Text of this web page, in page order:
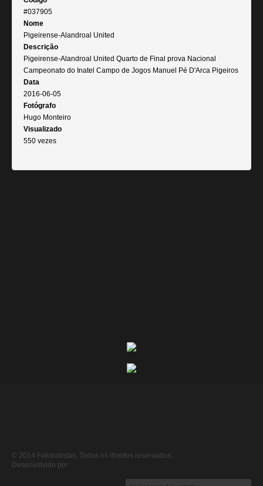
#037905
Nome
Pigeirense-Alandroal United
Descrição
Pigeirense-Alandroal United Quarto de Final prova Nacional
Campeonato do Inatel Campo de Jogos Manuel Pé D'Arca Pigeiros
Data
2016-06-05
Fotógrafo
Hugo Monteiro
Visualizado
550 vezes
© 2014 Fotobolistas. Todos os direitos reservados.
Desenvolvido por